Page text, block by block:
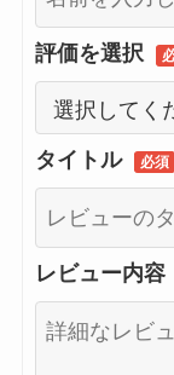
評価を選択
タイトル 必須
レビュー内容